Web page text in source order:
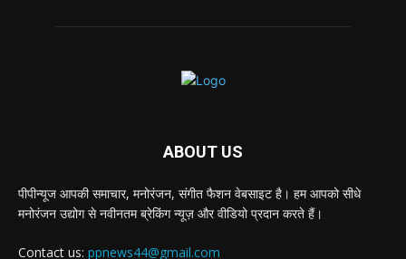
ABOUT US
पीपीन्यूज आपकी समाचार, मनोरंजन, संगीत फैशन वेबसाइट है। हम आपको सीधे
मनोरंजन उद्योग से नवीनतम ब्रेकिंग न्यूज़ और वीडियो प्रदान करते हैं।
Contact us: ppnews44@gmail.com